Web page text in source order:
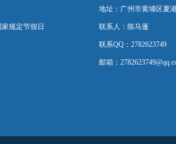
规定节假日
地址：广州市黄埔区夏
联系人：陈马蓬
联系QQ：2782623749
邮箱：